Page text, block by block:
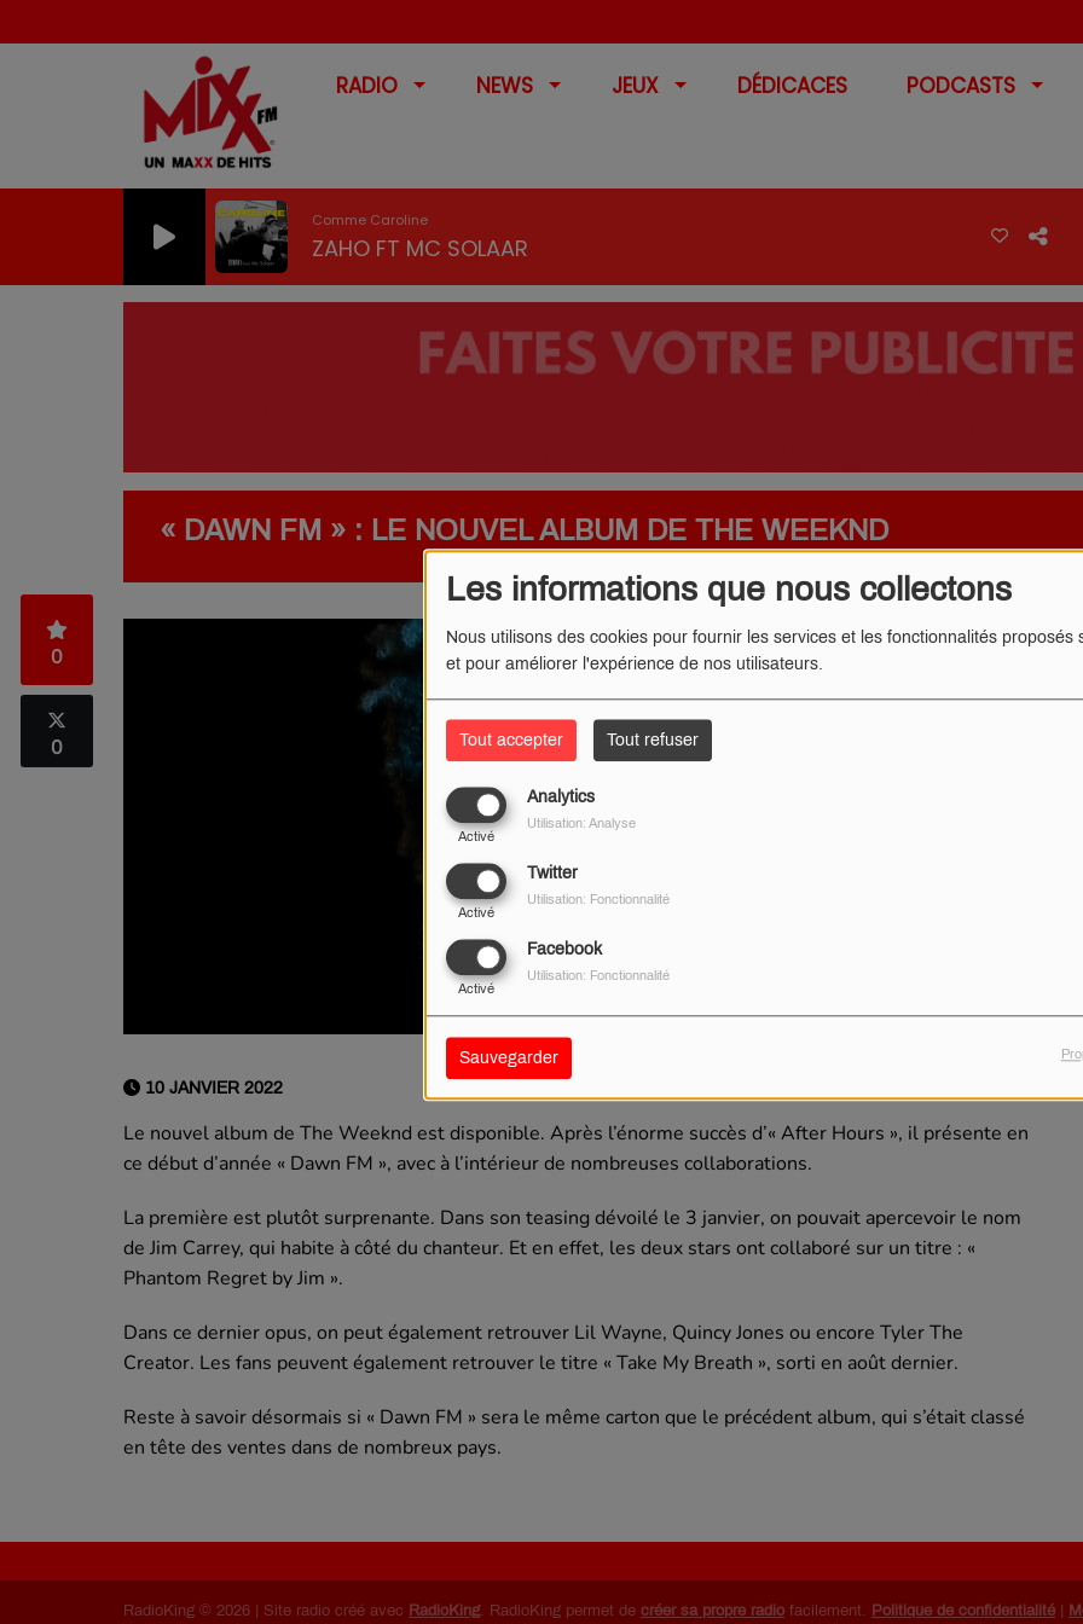
Les informations que nous collectons
Nous utilisons des cookies pour fournir les services et les fonctionnalités proposés
et pour améliorer l'expérience de nos utilisateurs.
Tout accepter Tout refuser
Analytics
Activé
Utilisation: Analyse
Twitter
Activé
Utilisation: Fonctionnalité
Facebook
Activé
Utilisation: Fonctionnalité
Sauvegarder
RADIO NEWS JEUX DÉDICACES PODCASTS
Comme Caroline
ZAHO FT MC SOLAAR
« DAWN FM » : LE NOUVEL ALBUM DE THE WEEKND
0
0
10 JANVIER 2022
Le nouvel album de The Weeknd est disponible. Après l’énorme succès d’« After Hours », il présente en
ce début d’année « Dawn FM », avec à l’intérieur de nombreuses collaborations.
La première est plutôt surprenante. Dans son teasing dévoilé le 3 janvier, on pouvait apercevoir le nom
de Jim Carrey, qui habite à côté du chanteur. Et en effet, les deux stars ont collaboré sur un titre : «
Phantom Regret by Jim ».
Dans ce dernier opus, on peut également retrouver Lil Wayne, Quincy Jones ou encore Tyler The
Creator. Les fans peuvent également retrouver le titre « Take My Breath », sorti en août dernier.
Reste à savoir désormais si « Dawn FM » sera le même carton que le précédent album, qui s’était classé
en tête des ventes dans de nombreux pays.
RadioKing © 2026 | Site radio créé avec RadioKing. RadioKing permet de créer sa propre radio facilement. Politique de confidentialité